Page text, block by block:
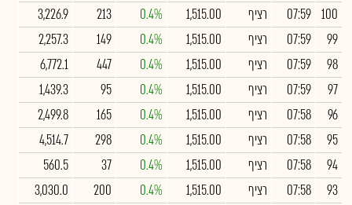
100
07:59 רציף 1,515.00
0.4%
213
3,226.9
99
07:59 רציף 1,515.00
0.4%
149
2,257.3
98
07:59 רציף 1,515.00
0.4%
447
6,772.1
97
07:59 רציף 1,515.00
0.4%
95
1,439.3
96
07:58 רציף 1,515.00
0.4%
165
2,499.8
95
07:58 רציף 1,515.00
0.4%
298
4,514.7
94
07:58 רציף 1,515.00
0.4%
37
560.5
93
07:58 רציף 1,515.00
0.4%
200
3,030.0